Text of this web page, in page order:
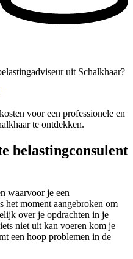
uit Schalkhaar?
voor een professionele en
te ontdekken.
belastingconsulent
waarvoor je een
het moment aangebroken om
over je opdrachten in je
niet uit kan voeren kom je
een hoop problemen in de